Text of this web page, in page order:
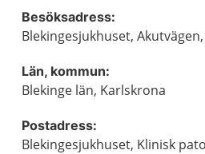
Besöksadress:
Blekingesjukhuset,
Län, kommun:
Blekinge län, Karlskrona
Postadress:
Blekingesjukhuset, Klinisk